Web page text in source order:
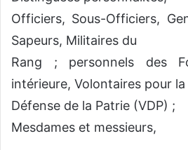
Officiers, Sous-Officiers,
Sapeurs, Militaires du
Rang ; personnels des
intérieure, Volontaires pour la
Défense de la Patrie (VDP) ;
Mesdames et messieurs,